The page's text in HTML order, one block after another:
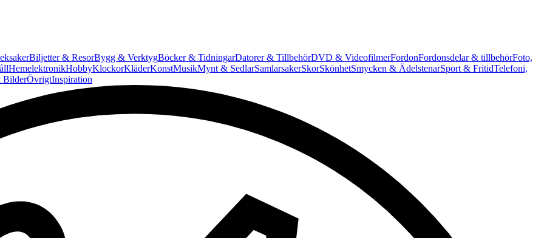
Biljetter & ResorBygg & VerktygBöcker & TidningarDatorer & TillbehörDVD & VideofilmerFordonFordonsdelar & tillbehörFoto,
HemelektronikHobbyKlockorKläderKonstMusikMynt & SedlarSamlarsakerSkorSkönhetSmycken & ÄdelstenarSport & FritidTelefoni,
BilderÖvrigtInspiration